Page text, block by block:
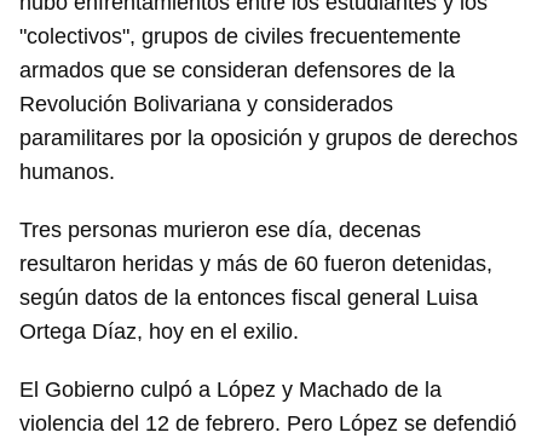
"colectivos", grupos de civiles frecuentemente
armados que se consideran defensores de la
Revolución Bolivariana y considerados
paramilitares por la oposición y grupos de derechos
humanos.
Tres personas murieron ese día, decenas
resultaron heridas y más de 60 fueron detenidas,
según datos de la entonces fiscal general Luisa
Ortega Díaz, hoy en el exilio.
El Gobierno culpó a López y Machado de la
violencia del 12 de febrero. Pero López se defendió